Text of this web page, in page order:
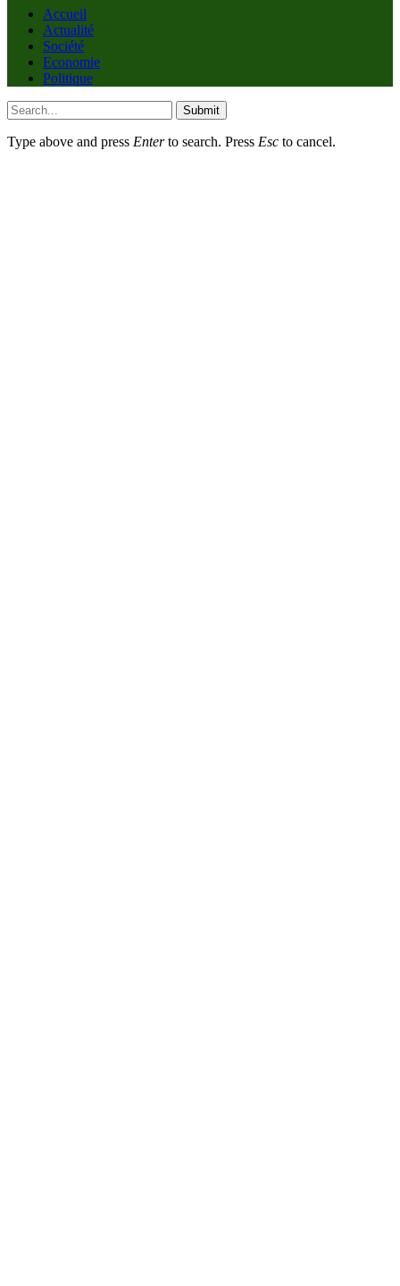
Accueil
Actualité
Société
Economie
Politique
Submit
Type above and press Enterto search. Press Esc to cancel.